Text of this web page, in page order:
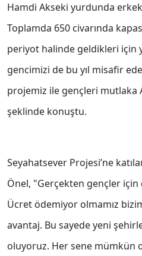
Hamdi Akseki yurdunda
Toplamda 650 civarında
periyot halinde geldikleri için
gencimizi de bu yıl misafir
projemiz ile gençleri mutlaka
şeklinde konuştu.
Seyahatsever Projesi’ne
Önel, "Gerçekten gençler
Ücret ödemiyor olmamız
avantaj. Bu sayede yeni
oluyoruz. Her sene mümkün